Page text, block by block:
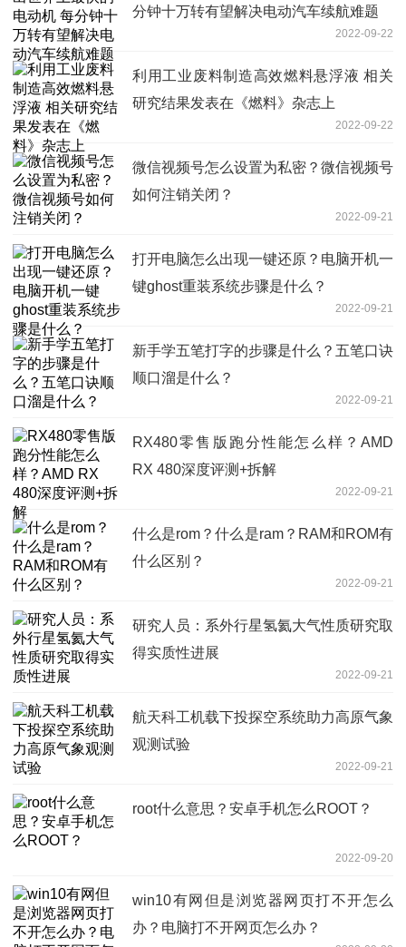
分钟十万转有望解决电动汽车续航难题
2022-09-22
利用工业废料制造高效燃料悬浮液 相关
研究结果发表在《燃料》杂志上
2022-09-22
微信视频号怎么设置为私密？微信视频号
如何注销关闭？
2022-09-21
打开电脑怎么出现一键还原？电脑开机一
键ghost重装系统步骤是什么？
2022-09-21
新手学五笔打字的步骤是什么？五笔口诀
顺口溜是什么？
2022-09-21
RX480零售版跑分性能怎么样？AMD
RX 480深度评测+拆解
2022-09-21
什么是rom？什么是ram？RAM和ROM有
什么区别？
2022-09-21
研究人员：系外行星氢氦大气性质研究取
得实质性进展
2022-09-21
航天科工机载下投探空系统助力高原气象
观测试验
2022-09-21
root什么意思？安卓手机怎么ROOT？
2022-09-20
win10有网但是浏览器网页打不开怎么
办？电脑打不开网页怎么办？